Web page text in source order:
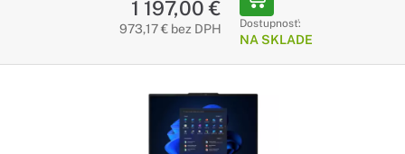
1 197,00 €
973,17 € bez DPH Dostupnosť:
NA SKLADE